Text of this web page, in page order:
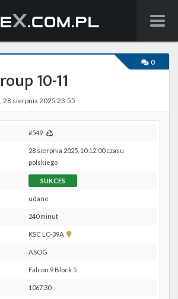
0
10-11
28 sierpnia 2025 23:55
#549
28 sierpnia 2025, 10:12:00 czasu
polskiego
SUKCES
udane
240 minut
KSC LC-39A
Pokaż
LC-
ASOG
Falcon 9 Block 5
1067.30